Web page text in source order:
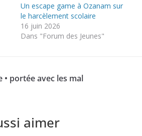
Un escape game à Ozanam sur
le harcèlement scolaire
16 juin 2026
Dans "Forum des Jeunes"
• portée avec les mal
aimer